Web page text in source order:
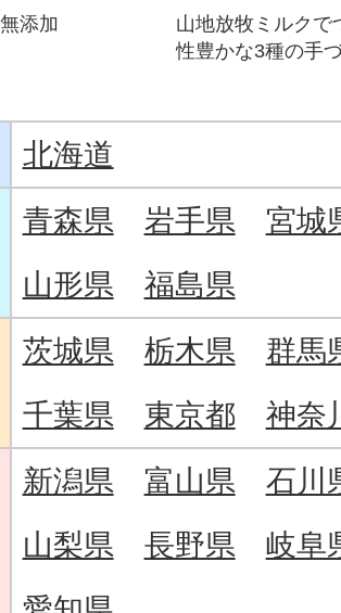
添加
山地放牧ミルクで
性豊かな3種の手
北海道
青森県 岩手県
宮城
山形県
福島県
茨城県 栃木県
群馬
千葉県
東京都 神奈
新潟県 富山県
石川
山梨県
長野県
岐阜